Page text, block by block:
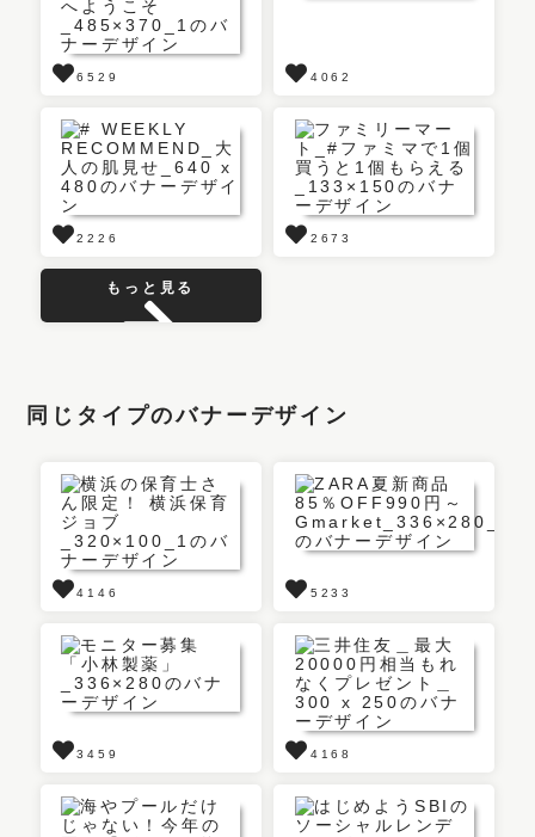
6529 4062
2226 2673
もっと見る
同じタイプのバナーデザイン
4146 5233
3459 4168